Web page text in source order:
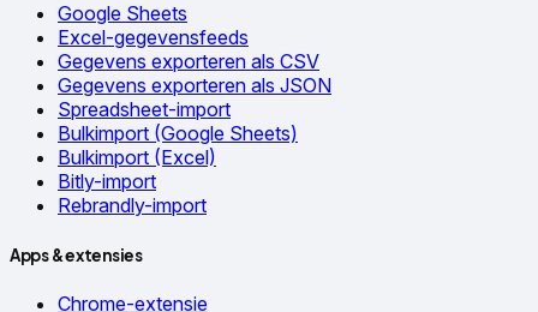
Google Sheets
Excel-gegevensfeeds
Gegevens exporteren als CSV
Gegevens exporteren als JSON
Spreadsheet-import
Bulkimport (Google Sheets)
Bulkimport (Excel)
Bitly-import
Rebrandly-import
Apps & extensies
Chrome-extensie